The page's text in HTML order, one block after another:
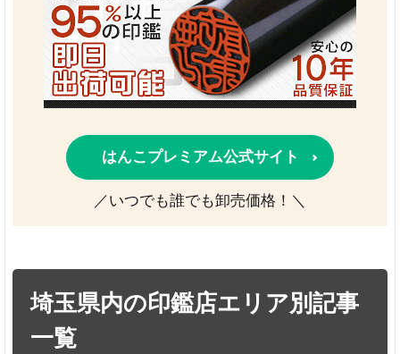
はんこプレミアム公式サイト
／いつでも誰でも卸売価格！＼
埼玉県内の印鑑店エリア別記事
一覧